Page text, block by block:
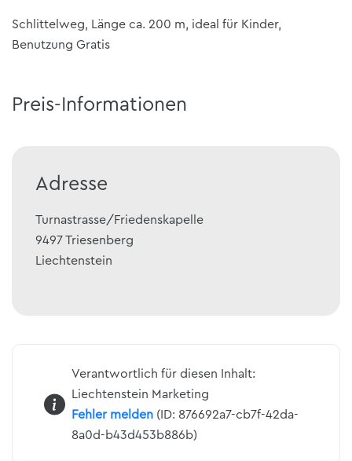
Schlittelweg, Länge ca. 200 m, ideal für Kinder,
Benutzung Gratis
Preis-Informationen
Adresse
Turnastrasse/Friedenskapelle
9497Triesenberg
Liechtenstein
Verantwortlich für diesen Inhalt:
Liechtenstein Marketing
Fehler melden(ID: 876692a7-cb7f-42da-
8a0d-b43d453b886b)